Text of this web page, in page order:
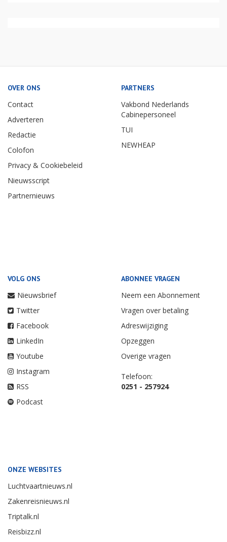
OVER ONS
Contact
Adverteren
Redactie
Colofon
Privacy & Cookiebeleid
Nieuwsscript
Partnernieuws
PARTNERS
Vakbond Nederlands
Cabinepersoneel
TUI
NEWHEAP
VOLG ONS
Nieuwsbrief
Twitter
Facebook
LinkedIn
Youtube
Instagram
RSS
Podcast
ABONNEE VRAGEN
Neem een Abonnement
Vragen over betaling
Adreswijziging
Opzeggen
Overige vragen
Telefoon:
0251 - 257924
ONZE WEBSITES
Luchtvaartnieuws.nl
Zakenreisnieuws.nl
Triptalk.nl
Reisbizz.nl